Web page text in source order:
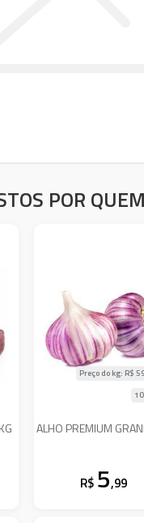
POR
ALHO PREMIUM
Preço do kg: R$
R$ 5,99